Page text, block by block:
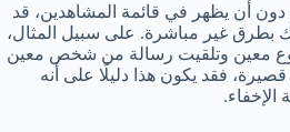
أن يظهر في قائمة المشاهدين، قد
بطرق غير مباشرة. على سبيل المثال،
معين وتلقيت رسالة من شخص معين
فقد يكون هذا دليلًا على أنه